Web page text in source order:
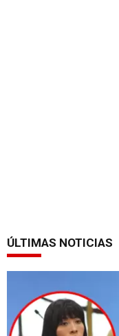
ÚLTIMAS NOTICIAS